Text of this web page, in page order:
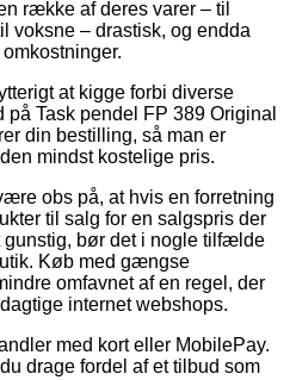
række af deres varer – til
voksne – drastisk, og endda
at kigge forbi diverse
Task pendel FP 389 Original
din bestilling, så man er
mindst kostelige pris.
obs på, at hvis en forretning
til salg for en salgspris der
bør det i nogle tilfælde
Køb med gængse
omfavnet af en regel, der
internet webshops.
med kort eller MobilePay.
drage fordel af et tilbud som